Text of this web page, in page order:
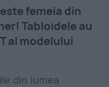
femeia din
Tabloidele au
al modelului
din lumea